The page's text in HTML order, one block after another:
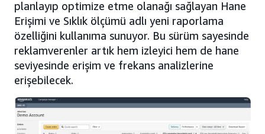
planlayıp optimize etme olanağı sağlayan Hane
Erişimi ve Sıklık ölçümü adlı yeni raporlama
özelliğini kullanıma sunuyor. Bu sürüm sayesinde
reklamverenler artık hem izleyici hem de hane
seviyesinde erişim ve frekans analizlerine
erişebilecek.